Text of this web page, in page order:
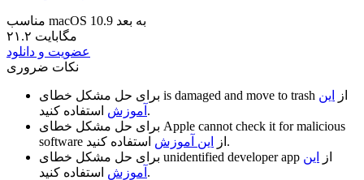
مناسب macOS 10.9 به بعد
۲۱.۲ مگابایت
عضویت و دانلود
نکات ضروری
is damaged and move to trash از
این
آموزش استفاده کنید.
Apple cannot check it for malicious
software
از این آموزش
استفاده کنید.
unidentified developer app از
این
آموزش استفاده کنید.